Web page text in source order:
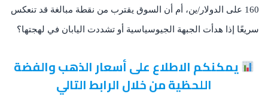
160 على الدولار/ين، أم أن السوق يقترب من نقطة مبالغة قد تنعكس
سريعًا إذا هدأت الجبهة الجيوسياسية أو تشددت اليابان في لهجتها؟
يمكنكم الاطلاع على أسعار الذهب والفضة
اللحظية من خلال الرابط التالي